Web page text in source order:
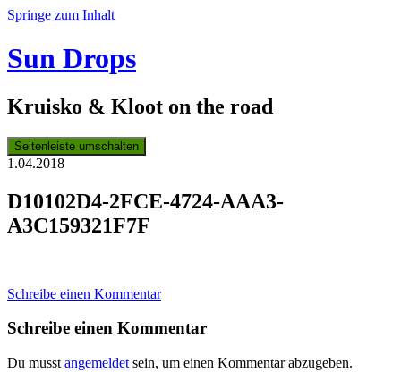
Springe zum Inhalt
Sun Drops
Kruisko & Kloot on the road
Seitenleiste umschalten
1.04.2018
D10102D4-2FCE-4724-AAA3-
A3C159321F7F
Schreibe einen Kommentar
Schreibe einen Kommentar
Du musst angemeldet sein, um einen Kommentar abzugeben.